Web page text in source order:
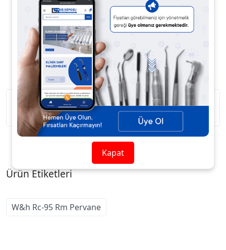
Ürün Açıklaması Ürün Yorumları
Ürün Etiketleri
W&h Rc-95 Rm Pervane
Kapat